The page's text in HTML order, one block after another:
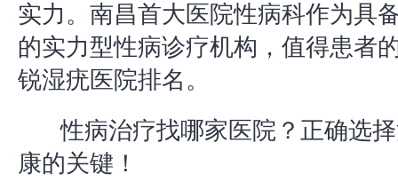
实力。南昌首大医院性病科作为具
的实力型性病诊疗机构，值得患者
锐湿疣医院排名。
性病治疗找哪家医院？正确选
康的关键！